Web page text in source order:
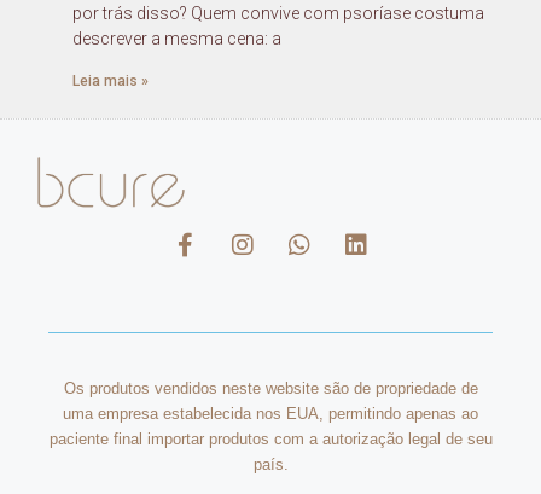
por trás disso? Quem convive com psoríase costuma
descrever a mesma cena: a
Leia mais »
Os produtos vendidos neste website são de propriedade de
uma empresa estabelecida nos EUA, permitindo apenas ao
paciente final importar produtos com a autorização legal de seu
país.